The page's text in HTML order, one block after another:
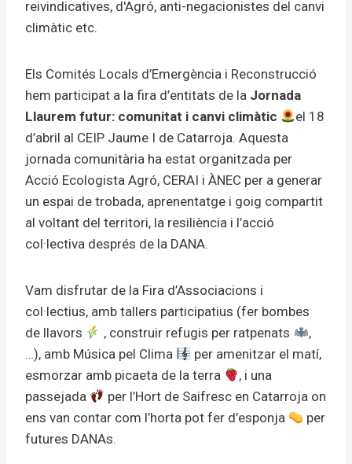
Els Comités Locals d’Emergència i Reconstrucció
hem participat a la fira d’entitats de la Jornada
Llaurem futur: comunitat i canvi climàtic
el 18
d’abril al CEIP Jaume I de Catarroja. Aquesta
jornada comunitària ha estat organitzada per
Acció Ecologista Agró, CERAI i ÀNEC per a generar
un espai de trobada, aprenentatge i goig compartit
al voltant del territori, la resiliència i l’acció
col·lectiva després de la DANA.
Vam disfrutar de la Fira d’Associacions i
col·lectius, amb tallers participatius (fer bombes
de llavors
, construir refugis per ratpenats
,
…), amb Música pel Clima
per amenitzar el matí,
esmorzar amb picaeta de la terra
, i una
passejada
per l’Hort de Saifresc en Catarroja on
ens van contar com l’horta pot fer d’esponja
per
futures DANAs.